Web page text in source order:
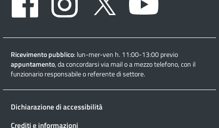
Ricevimento pubblico: lun-mer-ven h. 11:00-13:00 previo
appuntamento, da concordarsi via mail o a mezzo telefono, con il
funzionario responsabile o referente di settore.
Dichiarazione di accessibilità
Crediti e informazioni